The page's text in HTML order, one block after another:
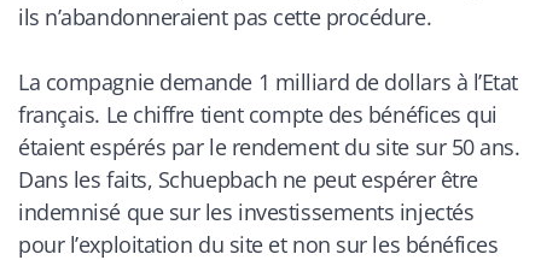
ils n’abandonneraient pas cette procédure.
La compagnie demande 1 milliard de dollars à l’Etat
français. Le chiffre tient compte des bénéfices qui
étaient espérés par le rendement du site sur 50 ans.
Dans les faits, Schuepbach ne peut espérer être
indemnisé que sur les investissements injectés
pour l’exploitation du site et non sur les bénéfices